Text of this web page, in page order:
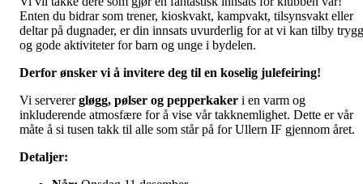
Enten du bidrar som trener, kioskvakt, kampvakt, tilsynsvakt eller
deltar på dugnader, er din innsats uvurderlig for at vi kan tilby
og gode aktiviteter for barn og unge i bydelen.
Derfor ønsker vi å invitere deg til en koselig julefeiring!
Vi serverergløgg, pølser og pepperkaker i en varm og
inkluderende atmosfære for å vise vår takknemlighet. Dette er vår
måte å si tusen takk til alle som står på for Ullern IF gjennom året.
Detaljer: